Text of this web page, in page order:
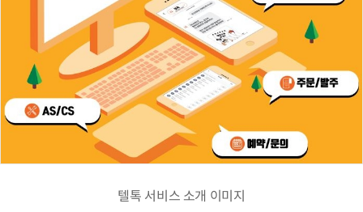
텔톡 서비스 소개 이미지